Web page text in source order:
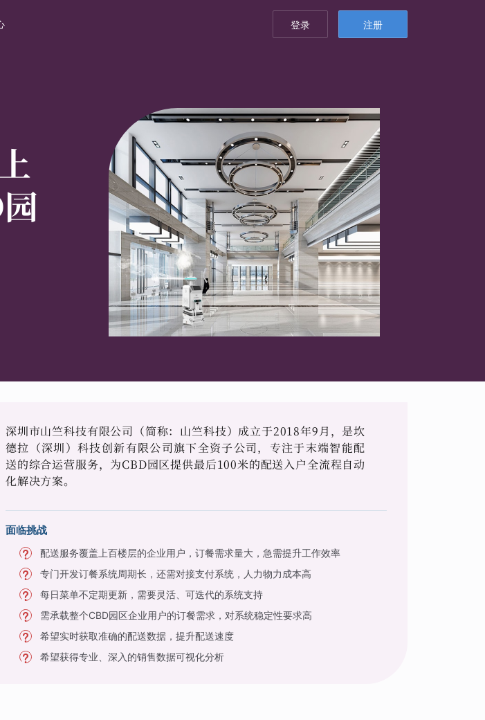
登录 注册
深圳市山竺科技有限公司（简称：山竺科技）成立于2018年9月，是坎
德拉（深圳）科技创新有限公司旗下全资子公司，专注于末端智能配
送的综合运营服务，为CBD园区提供最后100米的配送入户全流程自动
化解决方案。
面临挑战
配送服务覆盖上百楼层的企业用户，订餐需求量大，急需提升工作效率
专门开发订餐系统周期长，还需对接支付系统，人力物力成本高
每日菜单不定期更新，需要灵活、可迭代的系统支持
需承载整个CBD园区企业用户的订餐需求，对系统稳定性要求高
希望实时获取准确的配送数据，提升配送速度
希望获得专业、深入的销售数据可视化分析